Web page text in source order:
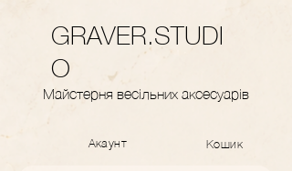
GRAVER.STUDI
O
Майстерня весільних аксесуарів
Акаунт Кошик